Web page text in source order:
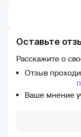
Оставьте
Расскажите о
Отзыв
Ваше мнение